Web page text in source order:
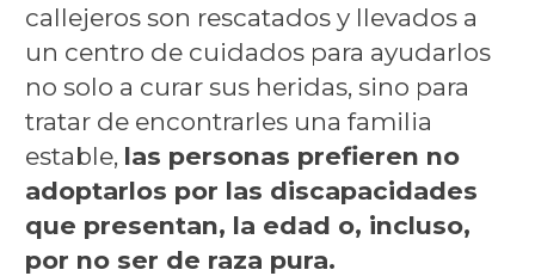
callejeros son rescatados y llevados a
un centro de cuidados para ayudarlos
no solo a curar sus heridas, sino para
tratar de encontrarles una familia
estable, las personas prefieren no
adoptarlos por las discapacidades
que presentan, la edad o, incluso,
por no ser de raza pura.